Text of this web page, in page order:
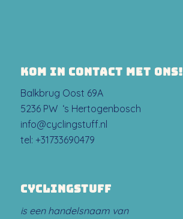
KOM IN CONTACT MET ONS!
Balkbrug Oost 69A
5236 PW ‘s Hertogenbosch
info@cyclingstuff.nl
tel: +31733690479
CYCLINGSTUFF
is een handelsnaam van